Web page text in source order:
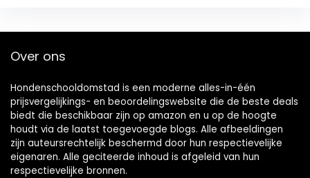
Over ons
Hondenschooldomstad is een moderne alles-in-één
prijsvergelijkings- en beoordelingswebsite die de beste deals
biedt die beschikbaar zijn op amazon en u op de hoogte
houdt via de laatst toegevoegde blogs. Alle afbeeldingen
zijn auteursrechtelijk beschermd door hun respectievelijke
eigenaren. Alle geciteerde inhoud is afgeleid van hun
respectievelijke bronnen.